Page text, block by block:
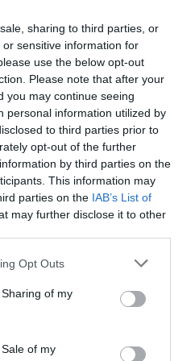
sharing to third parties, or
sensitive information for
use the below opt-out
Please note that after your
you may continue seeing
personal information utilized by
to third parties prior to
opt-out of the further
by third parties on the
This information may
parties on the IAB’s List of
may further disclose it to other
app uses one or more Google
behaviour. You may click to
and its third-party tags to
purposes in below Google
Opt Outs
of my
of my
igazgatóját a napokban.
jóval nehezebb helyzetbe
Gyenge Zsolt, a Fóti Sörfőzdék
Országos Egyesületének
a kis főzdékre különösen rossz
munkaerő hiánya, és
az elszállása is nagyon
MONYO Brewing brand
a koronavírus-járvány
magas infláció, az
gyenge forintárfolyam,
is rosszul jött a